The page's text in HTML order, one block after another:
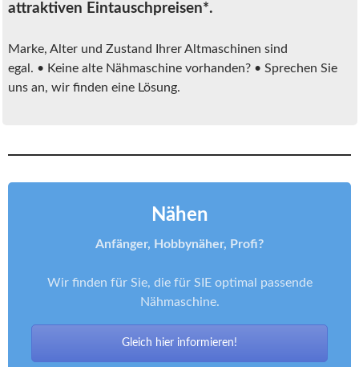
attraktiven Eintauschpreisen*.
Marke, Alter und Zustand Ihrer Altmaschinen sind
egal. • Keine alte Nähmaschine vorhanden? • Sprechen Sie
uns an, wir finden eine Lösung.
Nähen
Anfänger, Hobbynäher, Profi?
Wir finden für Sie, die für SIE optimal passende
Nähmaschine.
Gleich hier informieren!